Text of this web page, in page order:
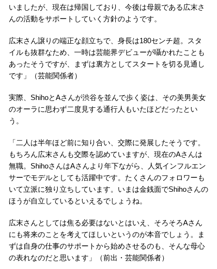
いましたが、現在は帰国しており、今後は母親である広末さ
んの活動をサポートしていく方針のようです。
広末さん譲りの端正な顔立ちで、身長は180センチ超。スタ
イルも抜群なため、一時は芸能界デビューが囁かれたことも
あったそうですが、まずは裏方としてスタートを切る見通し
です」（芸能関係者）
実際、ShihoとAさんが渋谷を並んで歩く姿は、その美男美女
のオーラに思わず二度見する通行人もいたほどだったとい
う。
「二人は半年ほど前に知り合い、交際に発展したそうです。
もちろん広末さんも交際を認めていますが、現在のAさんは
無職。ShihoさんはAさんより年下ながら、人気インフルエン
サーでモデルとしても活躍中です。たくさんのフォロワーも
いて立派に独り立ちしています。いまは金銭面でShihoさんの
ほうが自立しているといえるでしょうね。
広末さんとしては焦る必要はないとはいえ、そろそろAさん
にも将来のことを考えてほしいというのが本音でしょう。ま
ずは自身の仕事のサポートから始めさせるのも、そんな母心
の表れなのだと思います」（前出・芸能関係者）